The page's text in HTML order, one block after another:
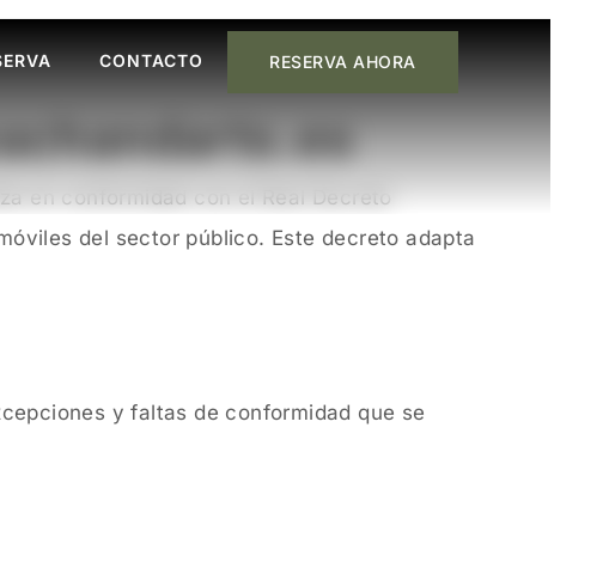
RESERVA AHORA
CONTACTO
en conformidad con el Real Decreto
del sector público. Este decreto adapta
y faltas de conformidad que se